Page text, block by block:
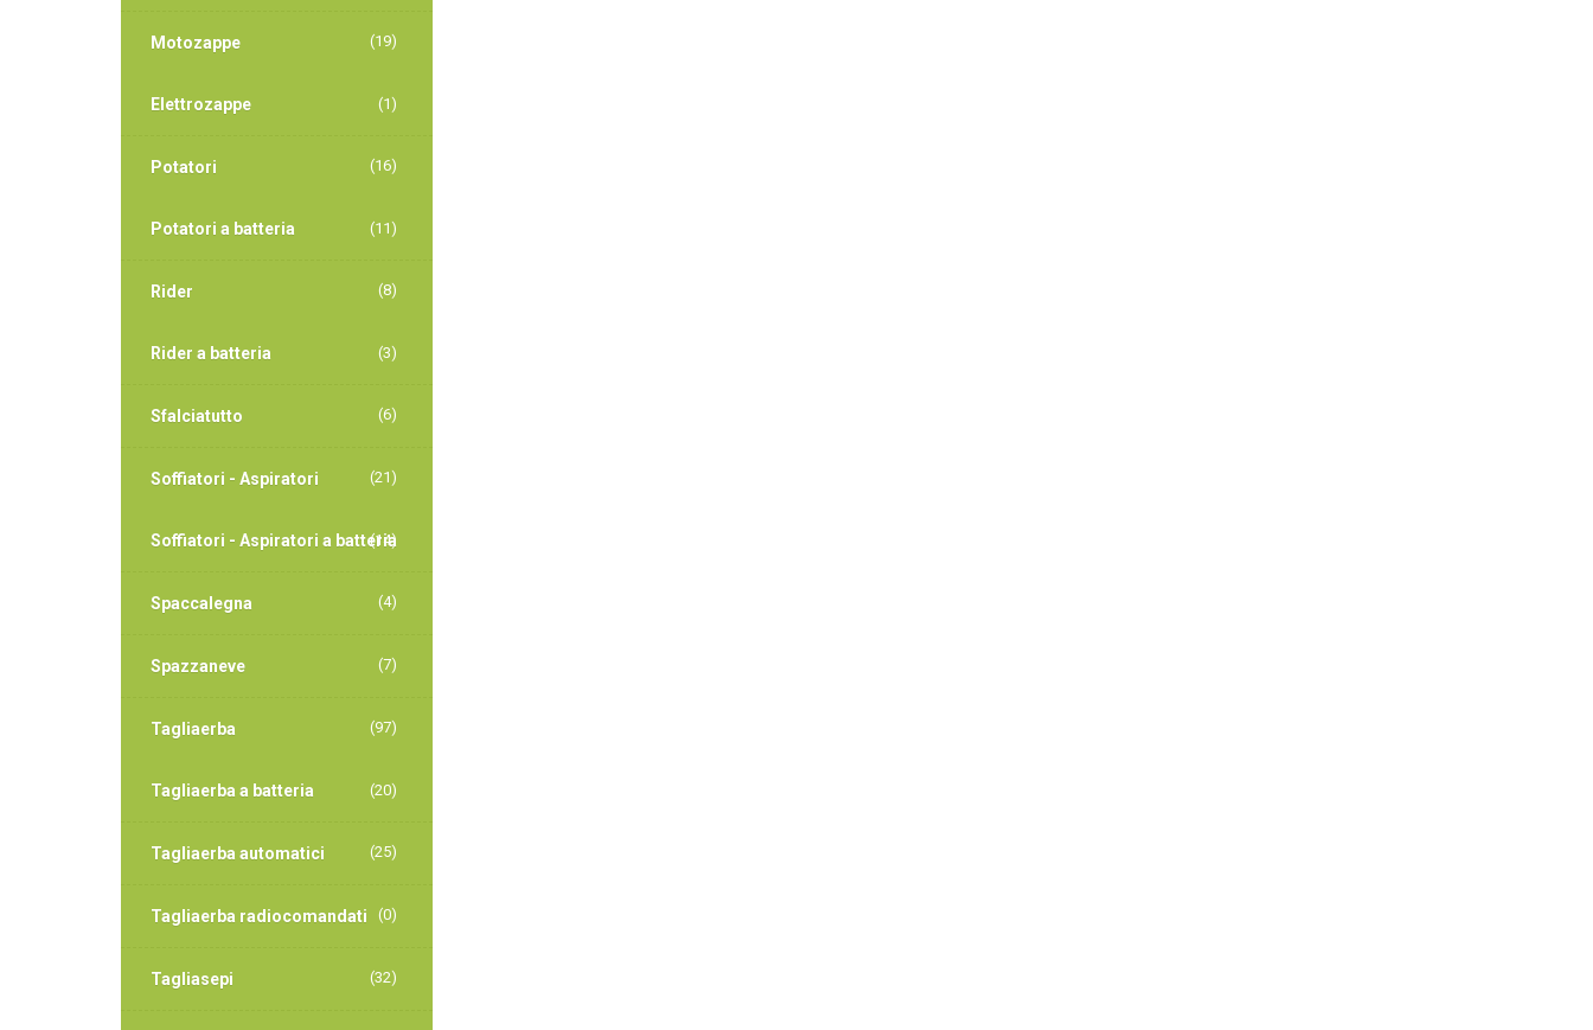
Motozappe (19)
Elettrozappe (1)
Potatori (16)
Potatori a batteria (11)
Rider (8)
Rider a batteria (3)
Sfalciatutto (6)
Soffiatori - Aspiratori (21)
Soffiatori - Aspiratori a batteria
(14)
Spaccalegna (4)
Spazzaneve (7)
Tagliaerba (97)
Tagliaerba a batteria (20)
Tagliaerba automatici (25)
Tagliaerba radiocomandati (0)
Tagliasepi (32)